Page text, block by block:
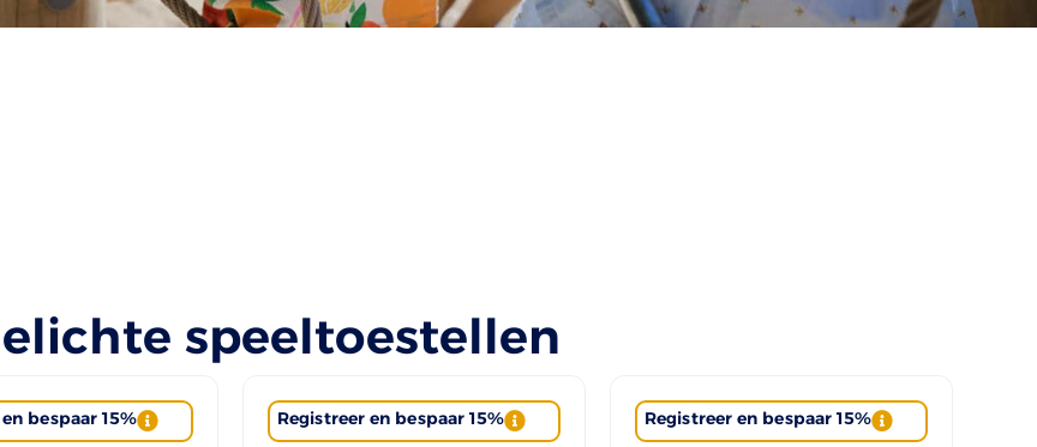
speeltoestellen
bespaar 15% Registreer en bespaar 15% Registreer en bespaar 15%